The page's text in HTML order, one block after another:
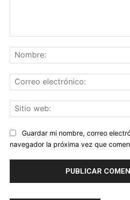
Guardar mi nombre, correo
navegador la próxima vez que